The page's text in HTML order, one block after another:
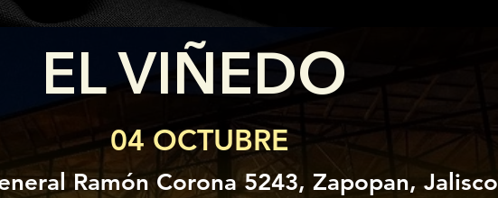
EL VIÑEDO
04 OCTUBRE
Ramón Corona 5243, Zapopan, Jalisco